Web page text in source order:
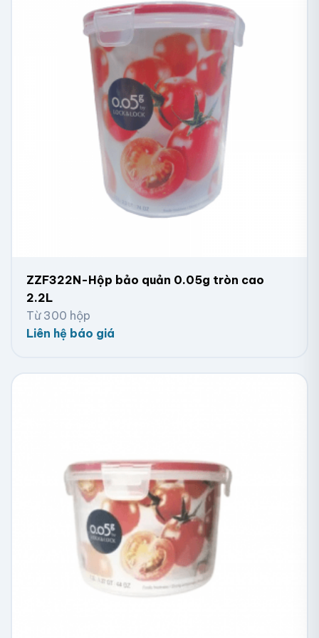
ZZF322N-Hộp bảo quản 0.05g tròn cao
2.2L
Từ 300 hộp
Liên hệ báo giá